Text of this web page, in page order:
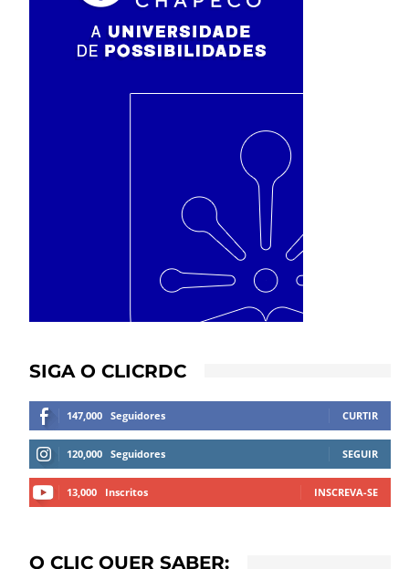
SIGA O CLICRDC
147,000 Seguidores CURTIR
120,000 Seguidores SEGUIR
13,000 Inscritos INSCREVA-SE
O CLIC QUER SABER: